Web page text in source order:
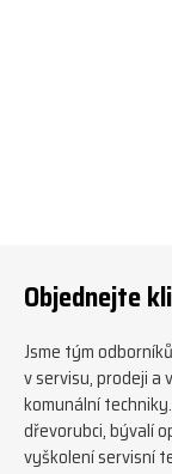
Objednejte
Jsme tým
v servisu, prodeji a
komunální
dřevorubci, bývalí
vyškolení servisní